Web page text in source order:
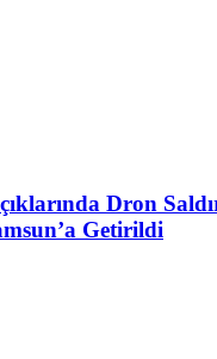
Dron
Getirildi